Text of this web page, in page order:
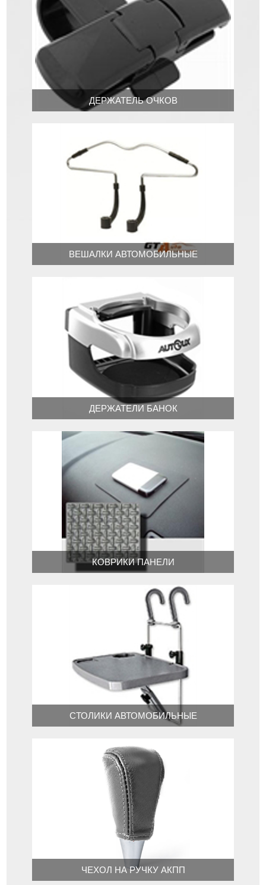
ДЕРЖАТЕЛЬ ОЧКОВ
ВЕШАЛКИ АВТОМОБИЛЬНЫЕ
ДЕРЖАТЕЛИ БАНОК
КОВРИКИ ПАНЕЛИ
СТОЛИКИ АВТОМОБИЛЬНЫЕ
ЧЕХОЛ НА РУЧКУ АКПП